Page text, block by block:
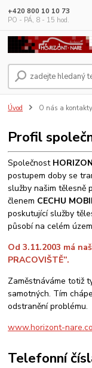
+420 800 10 10 73
PO - PÁ, 8 - 15 hod.
Úvod O nás a kontakty
Profil
Společnost
postupem doby se
služby našim tělesně
členem CECHU
poskutující služby
působí na celém
Od 3.11.2003 má
PRACOVIŠTĚ”.
Zaměstnáváme totiž
samotných. Tím
odstranění problému.
www.horizont-
Telefonní